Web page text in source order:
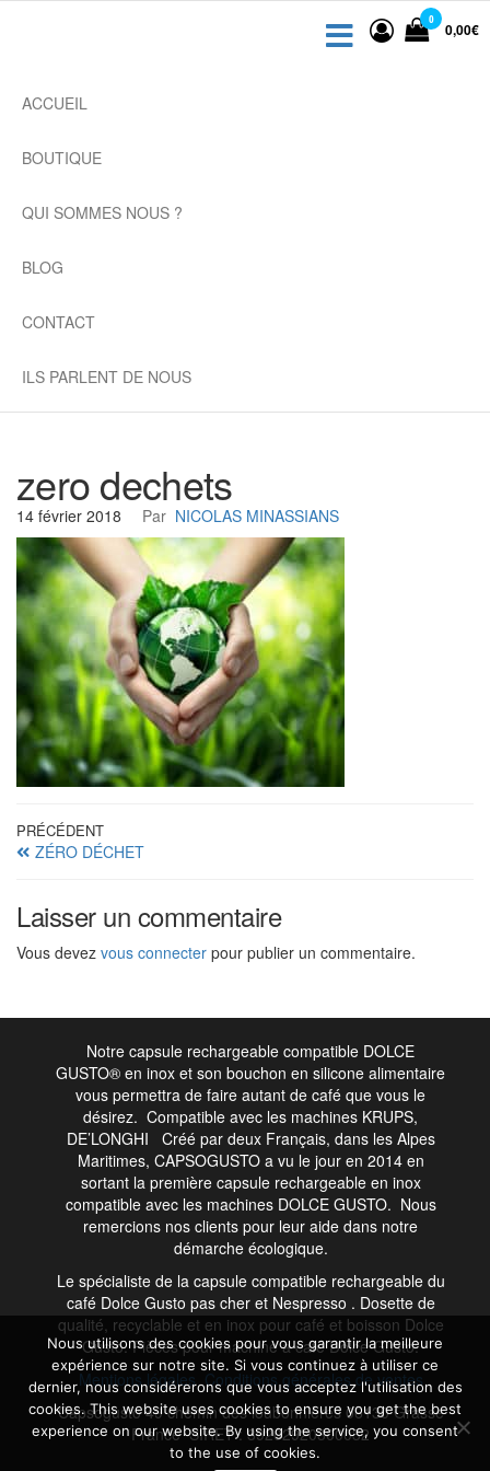
rechargeables
café
pas cher,
0
0,00€
ACCUEIL
BOUTIQUE
QUI SOMMES NOUS ?
BLOG
CONTACT
ILS PARLENT DE NOUS
zero dechets
14 février 2018 Par NICOLAS MINASSIANS
Navigation
de
l’article
Article
précédent
PRÉCÉDENT
ZÉRO DÉCHET
Laisser un commentaire
Vous devez vous connecter pour publier un commentaire.
Notre capsule rechargeable compatible DOLCE
GUSTO® en inox et son bouchon en silicone alimentaire
vous permettra de faire autant de café que vous le
désirez. Compatible avec les machines KRUPS,
DE’LONGHI Créé par deux Français, dans les Alpes
Maritimes, CAPSOGUSTO a vu le jour en 2014 en
sortant la première capsule rechargeable en inox
compatible avec les machines DOLCE GUSTO. Nous
remercions nos clients pour leur aide dans notre
démarche écologique.
Le spécialiste de la capsule compatible rechargeable du
café Dolce Gusto pas cher et Nespresso . Dosette de
qualité, recyclable et en inox pour café et boisson Dolce
Gusto. Pièces pour machine à café Dolce Gusto.
Mentions légalesConditions générales de ventes
Capsogusto 49 chemin des loubonnières 06130 Grasse
France SIRET : 39202920300032
Nous utilisons des cookies pour vous garantir la meilleure
expérience sur notre site. Si vous continuez à utiliser ce
dernier, nous considérerons que vous acceptez l'utilisation des
cookies. This website uses cookies to ensure you get the best
experience on our website. By using the service, you consent
to the use of cookies.